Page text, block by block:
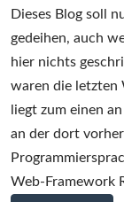
Dieses Blog soll
gedeihen, auch
hier nichts
waren die letzten
liegt zum einen
an der dort
Web-Framework